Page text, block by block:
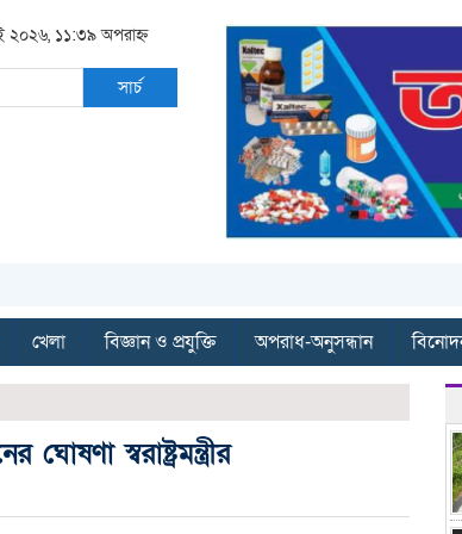
২০২৬, ১১:৩৯ অপরাহ্ন
সার্চ
খেলা বিজ্ঞান ও প্রযুক্তি অপরাধ-অনুসন্ধান
স্বরাষ্ট্রমন্ত্রীর